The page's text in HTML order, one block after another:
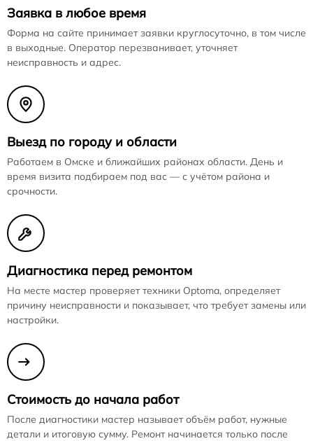
Заявка в любое время
Форма на сайте принимает заявки круглосуточно, в том числе
в выходные. Оператор перезванивает, уточняет
неисправность и адрес.
Выезд по городу и области
Работаем в Омске и ближайших районах области. День и
время визита подбираем под вас — с учётом района и
срочности.
Диагностика перед ремонтом
На месте мастер проверяет техники Optoma, определяет
причину неисправности и показывает, что требует замены или
настройки.
Стоимость до начала работ
После диагностики мастер называет объём работ, нужные
детали и итоговую сумму. Ремонт начинается только после